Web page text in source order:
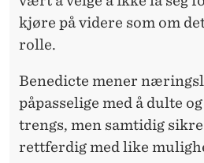
kjøre på videre som om
rolle.
Benedicte mener
påpasselige med å dulte
trengs, men samtidig
rettferdig med like